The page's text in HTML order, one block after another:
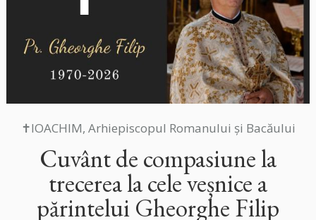
✝IOACHIM, Arhiepiscopul Romanului și Bacăului
Cuvânt de compasiune la
trecerea la cele veșnice a
părintelui Gheorghe Filip